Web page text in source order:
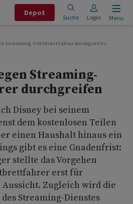
Depot
Suche Login Menu
Streaming-Trittbrettfahrer durchgreifen
Streaming-
durchgreifen
Disney bei seinem
dem kostenlosen Teilen
einen Haushalt hinaus ein
gibt es eine Gnadenfrist:
stellte das Vorgehen
erst für
Aussicht. Zugleich wird die
Streaming-Dienstes